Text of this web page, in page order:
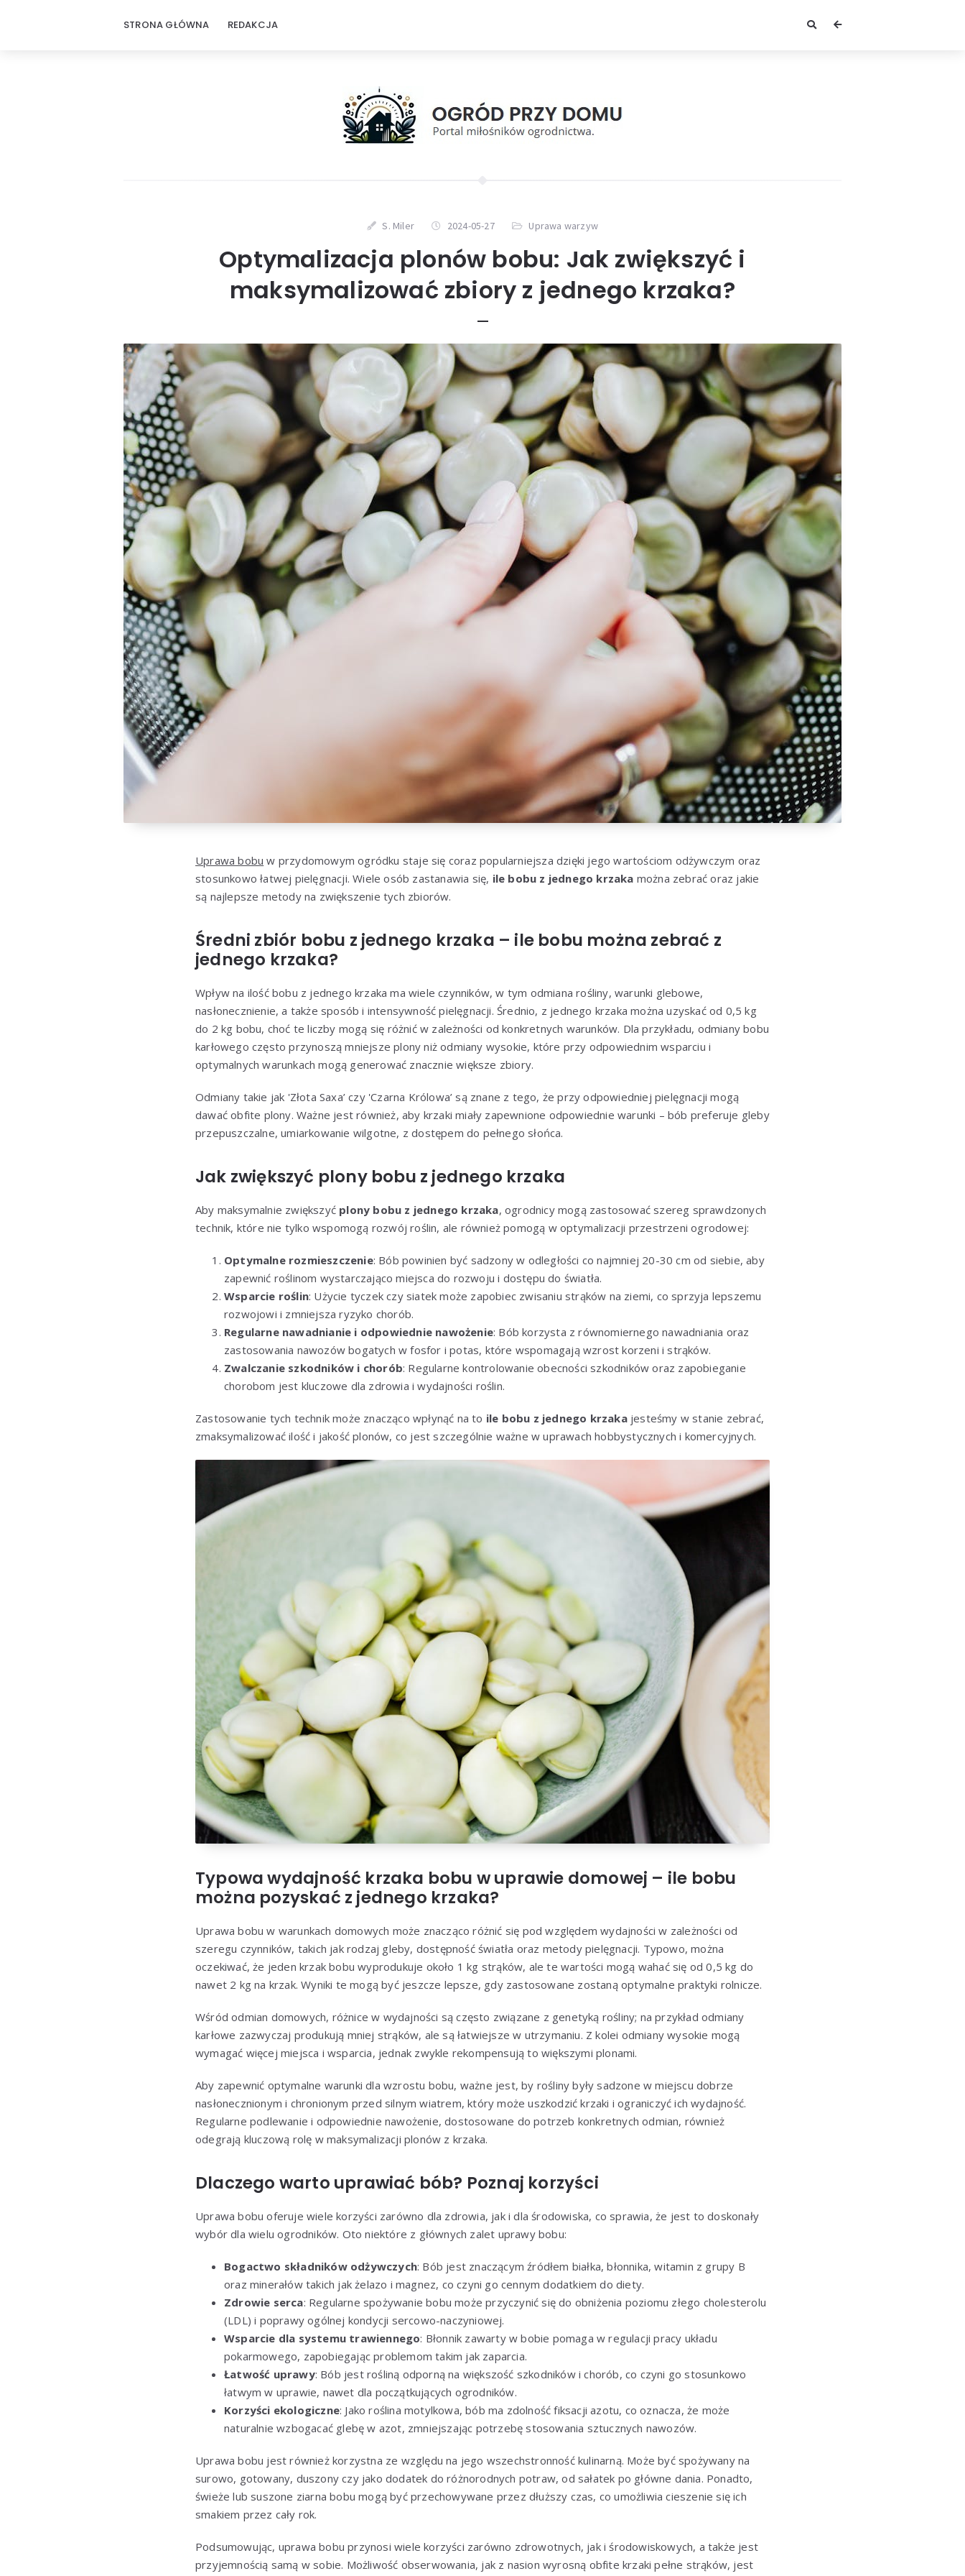
STRONA GŁÓWNA REDAKCJA
S. Miler 2024-05-27 Uprawa warzyw
Optymalizacja plonów bobu: Jak zwiększyć i
maksymalizować zbiory z jednego krzaka?
Uprawa bobu w przydomowym ogródku staje się coraz popularniejsza dzięki jego wartościom odżywczym oraz
stosunkowo łatwej pielęgnacji. Wiele osób zastanawia się, ile bobu z jednego krzaka można zebrać oraz jakie
są najlepsze metody na zwiększenie tych zbiorów.
Średni zbiór bobu z jednego krzaka – ile bobu można zebrać z
jednego krzaka?
Wpływ na ilość bobu z jednego krzaka ma wiele czynników, w tym odmiana rośliny, warunki glebowe,
nasłonecznienie, a także sposób i intensywność pielęgnacji. Średnio, z jednego krzaka można uzyskać od 0,5 kg
do 2 kg bobu, choć te liczby mogą się różnić w zależności od konkretnych warunków. Dla przykładu, odmiany bobu
karłowego często przynoszą mniejsze plony niż odmiany wysokie, które przy odpowiednim wsparciu i
optymalnych warunkach mogą generować znacznie większe zbiory.
Odmiany takie jak 'Złota Saxa’ czy 'Czarna Królowa’ są znane z tego, że przy odpowiedniej pielęgnacji mogą
dawać obfite plony. Ważne jest również, aby krzaki miały zapewnione odpowiednie warunki – bób preferuje gleby
przepuszczalne, umiarkowanie wilgotne, z dostępem do pełnego słońca.
Jak zwiększyć plony bobu z jednego krzaka
Aby maksymalnie zwiększyć plony bobu z jednego krzaka, ogrodnicy mogą zastosować szereg sprawdzonych
technik, które nie tylko wspomogą rozwój roślin, ale również pomogą w optymalizacji przestrzeni ogrodowej:
Optymalne rozmieszczenie: Bób powinien być sadzony w odległości co najmniej 20-30 cm od siebie, aby
zapewnić roślinom wystarczająco miejsca do rozwoju i dostępu do światła.
Wsparcie roślin: Użycie tyczek czy siatek może zapobiec zwisaniu strąków na ziemi, co sprzyja lepszemu
rozwojowi i zmniejsza ryzyko chorób.
Regularne nawadnianie i odpowiednie nawożenie: Bób korzysta z równomiernego nawadniania oraz
zastosowania nawozów bogatych w fosfor i potas, które wspomagają wzrost korzeni i strąków.
Zwalczanie szkodników i chorób: Regularne kontrolowanie obecności szkodników oraz zapobieganie
chorobom jest kluczowe dla zdrowia i wydajności roślin.
Zastosowanie tych technik może znacząco wpłynąć na to ile bobu z jednego krzakajesteśmy w stanie zebrać,
zmaksymalizować ilość i jakość plonów, co jest szczególnie ważne w uprawach hobbystycznych i komercyjnych.
Typowa wydajność krzaka bobu w uprawie domowej – ile bobu
można pozyskać z jednego krzaka?
Uprawa bobu w warunkach domowych może znacząco różnić się pod względem wydajności w zależności od
szeregu czynników, takich jak rodzaj gleby, dostępność światła oraz metody pielęgnacji. Typowo, można
oczekiwać, że jeden krzak bobu wyprodukuje około 1 kg strąków, ale te wartości mogą wahać się od 0,5 kg do
nawet 2 kg na krzak. Wyniki te mogą być jeszcze lepsze, gdy zastosowane zostaną optymalne praktyki rolnicze.
Wśród odmian domowych, różnice w wydajności są często związane z genetyką rośliny; na przykład odmiany
karłowe zazwyczaj produkują mniej strąków, ale są łatwiejsze w utrzymaniu. Z kolei odmiany wysokie mogą
wymagać więcej miejsca i wsparcia, jednak zwykle rekompensują to większymi plonami.
Aby zapewnić optymalne warunki dla wzrostu bobu, ważne jest, by rośliny były sadzone w miejscu dobrze
nasłonecznionym i chronionym przed silnym wiatrem, który może uszkodzić krzaki i ograniczyć ich wydajność.
Regularne podlewanie i odpowiednie nawożenie, dostosowane do potrzeb konkretnych odmian, również
odegrają kluczową rolę w maksymalizacji plonów z krzaka.
Dlaczego warto uprawiać bób? Poznaj korzyści
Uprawa bobu oferuje wiele korzyści zarówno dla zdrowia, jak i dla środowiska, co sprawia, że jest to doskonały
wybór dla wielu ogrodników. Oto niektóre z głównych zalet uprawy bobu:
Bogactwo składników odżywczych: Bób jest znaczącym źródłem białka, błonnika, witamin z grupy B
oraz minerałów takich jak żelazo i magnez, co czyni go cennym dodatkiem do diety.
Zdrowie serca: Regularne spożywanie bobu może przyczynić się do obniżenia poziomu złego cholesterolu
(LDL) i poprawy ogólnej kondycji sercowo-naczyniowej.
Wsparcie dla systemu trawiennego: Błonnik zawarty w bobie pomaga w regulacji pracy układu
pokarmowego, zapobiegając problemom takim jak zaparcia.
Łatwość uprawy: Bób jest rośliną odporną na większość szkodników i chorób, co czyni go stosunkowo
łatwym w uprawie, nawet dla początkujących ogrodników.
Korzyści ekologiczne: Jako roślina motylkowa, bób ma zdolność fiksacji azotu, co oznacza, że może
naturalnie wzbogacać glebę w azot, zmniejszając potrzebę stosowania sztucznych nawozów.
Uprawa bobu jest również korzystna ze względu na jego wszechstronność kulinarną. Może być spożywany na
surowo, gotowany, duszony czy jako dodatek do różnorodnych potraw, od sałatek po główne dania. Ponadto,
świeże lub suszone ziarna bobu mogą być przechowywane przez dłuższy czas, co umożliwia cieszenie się ich
smakiem przez cały rok.
Podsumowując, uprawa bobu przynosi wiele korzyści zarówno zdrowotnych, jak i środowiskowych, a także jest
przyjemnością samą w sobie. Możliwość obserwowania, jak z nasion wyrosną obfite krzaki pełne strąków, jest